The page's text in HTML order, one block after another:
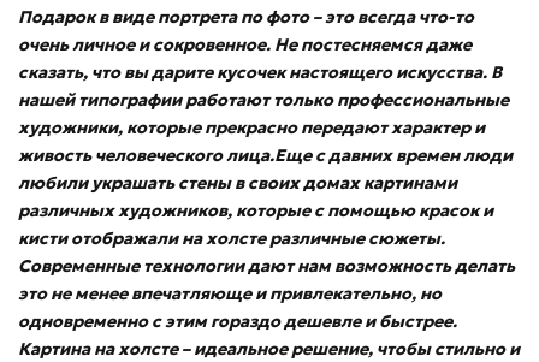
Подарок в виде портрета по фото – это всегда что-то
очень личное и сокровенное. Не постесняемся даже
сказать, что вы дарите кусочек настоящего искусства. В
нашей типографии работают только профессиональные
художники, которые прекрасно передают характер и
живость человеческого лица.Еще с давних времен люди
любили украшать стены в своих домах картинами
различных художников, которые с помощью красок и
кисти отображали на холсте различные сюжеты.
Современные технологии дают нам возможность делать
это не менее впечатляюще и привлекательно, но
одновременно с этим гораздо дешевле и быстрее.
Картина на холсте – идеальное решение, чтобы стильно и